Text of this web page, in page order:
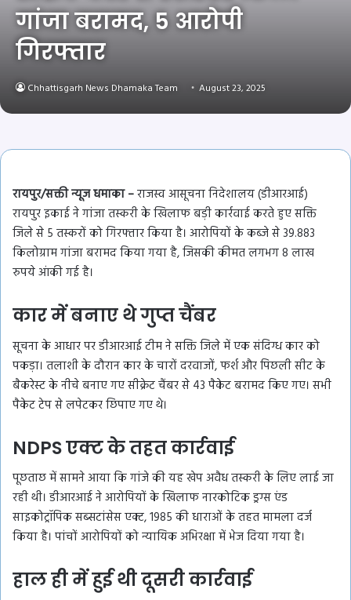
गांजा बरामद, 5 आरोपी
गिरफ्तार
Chhattisgarh News Dhamaka Team August 23, 2025
रायपुर/सक्ती न्यूज धमाका –राजस्व आसूचना निदेशालय (डीआरआई)
रायपुर इकाई ने गांजा तस्करी के खिलाफ बड़ी कार्रवाई करते हुए सक्ति
जिले से 5 तस्करों को गिरफ्तार किया है। आरोपियों के कब्जे से 39.883
किलोग्राम गांजा बरामद किया गया है, जिसकी कीमत लगभग 8 लाख
रुपये आंकी गई है।
कार में बनाए थे गुप्त चैंबर
सूचना के आधार पर डीआरआई टीम ने सक्ति जिले में एक संदिग्ध कार को
पकड़ा। तलाशी के दौरान कार के चारों दरवाजों, फर्श और पिछली सीट के
बैकरेस्ट के नीचे बनाए गए सीक्रेट चैंबर से 43 पैकेट बरामद किए गए। सभी
पैकेट टेप से लपेटकर छिपाए गए थे।
NDPS एक्ट के तहत कार्रवाई
पूछताछ में सामने आया कि गांजे की यह खेप अवैध तस्करी के लिए लाई जा
रही थी। डीआरआई ने आरोपियों के खिलाफ नारकोटिक ड्रग्स एंड
साइकोट्रॉपिक सब्सटांसेस एक्ट, 1985 की धाराओं के तहत मामला दर्ज
किया है। पांचों आरोपियों को न्यायिक अभिरक्षा में भेज दिया गया है।
हाल ही में हुई थी दूसरी कार्रवाई